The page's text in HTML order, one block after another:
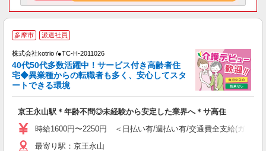
多摩市 派遣社員
株式会社kotrio /●TC-H-2011026
40代50代多数活躍中！サービス付き高齢者住
宅◆異業種からの転職者も多く、安心してスタ
ートできる環境
京王永山駅＊年齢不問◎未経験から安定した業界へ＊サ高住
時給1600円〜2250円 ＜日払い有/週払い有/交通費全支給(ガソリ
最寄り駅：京王永山